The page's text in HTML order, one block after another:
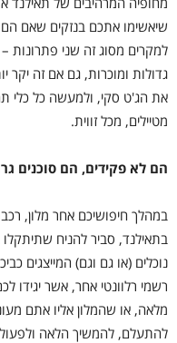
שיאשימו אתכם בנזקים שאם
למקרים מסוג זה שני פתרונות
גדולות ומוכרות, גם אם זה יקר
את הג'ט סקי, ולמעשה כל כלי
מטיילים, מכל זווית.
הם לא פקידים, הם סוכנים
במהלך חיפושיכם אחר מלון,
בתאילנד, סביר להניח
נוכלים (או גם וגם) המייצגים
רשמי רלוונטי אחר, אשר
מלאה, או שהמלון אליו אתם
להתעלם, להמשיך הלאה